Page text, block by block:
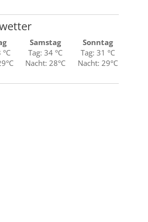
Samstag
Tag: 34 °C
Nacht: 28°C
Sonntag
Tag: 31 °C
Nacht: 29°C